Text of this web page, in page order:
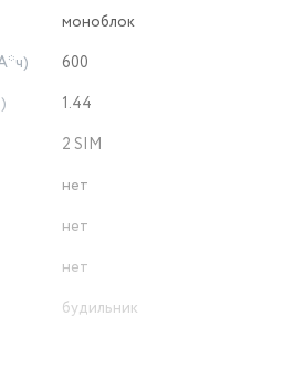
моноблок
600
1.44
2 SIM
нет
нет
нет
будильник